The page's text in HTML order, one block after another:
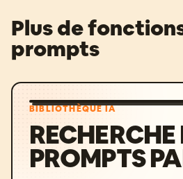
Plus de
prompts
BIBLIOTHÈQUE IA
RECHERCHE
PROMPTS